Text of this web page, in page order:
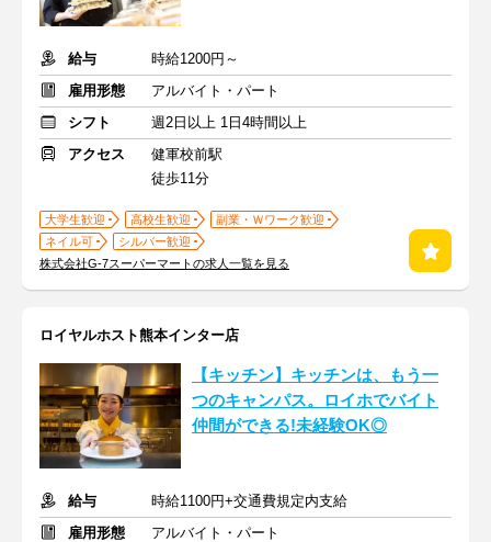
給与
時給1200円～
雇用形態
アルバイト・パート
シフト
週2日以上 1日4時間以上
アクセス
健軍校前駅
徒歩11分
大学生歓迎 高校生歓迎
副業・Ｗワーク歓迎
ネイル可
シルバー歓迎
株式会社G-7スーパーマートの求人一覧を見る
ロイヤルホスト熊本インター店
【キッチン】キッチンは、もう一
つのキャンパス。ロイホでバイト
仲間ができる!未経験OK◎
給与
時給1100円+交通費規定内支給
雇用形態
アルバイト・パート